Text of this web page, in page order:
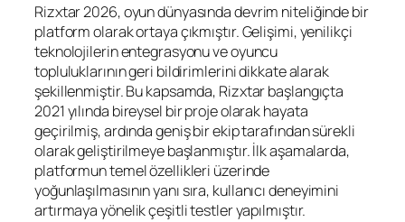
Rizxtar 2026, oyun dünyasında devrim niteliğinde bir
platform olarak ortaya çıkmıştır. Gelişimi, yenilikçi
teknolojilerin entegrasyonu ve oyuncu
topluluklarının geri bildirimlerini dikkate alarak
şekillenmiştir. Bu kapsamda, Rizxtar başlangıçta
2021 yılında bireysel bir proje olarak hayata
geçirilmiş, ardında geniş bir ekip tarafından sürekli
olarak geliştirilmeye başlanmıştır. İlk aşamalarda,
platformun temel özellikleri üzerinde
yoğunlaşılmasının yanı sıra, kullanıcı deneyimini
artırmaya yönelik çeşitli testler yapılmıştır.